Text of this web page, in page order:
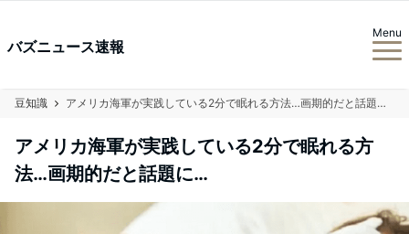
バズニュース速報
Menu
豆知識 アメリカ海軍が実践している2分で眠れる方法…画期的だと話題に…
アメリカ海軍が実践している2分で眠れる方
法…画期的だと話題に…